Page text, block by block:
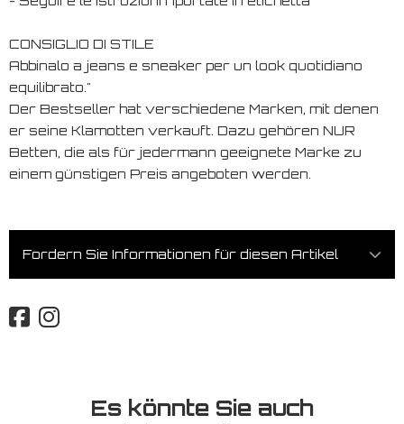
CONSIGLIO DI STILE
Abbinalo a jeans e sneaker per un look quotidiano
equilibrato."
Der Bestseller hat verschiedene Marken, mit denen
er seine Klamotten verkauft. Dazu gehören NUR
Betten, die als für jedermann geeignete Marke zu
einem günstigen Preis angeboten werden.
Fordern Sie Informationen für diesen Artikel
Es könnte Sie auch